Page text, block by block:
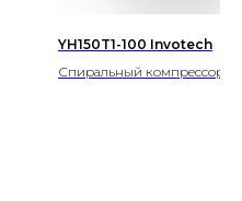
YH150T1-100 Invotech
Спиральный компрессор